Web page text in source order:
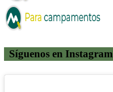
Síguenos en Instagram